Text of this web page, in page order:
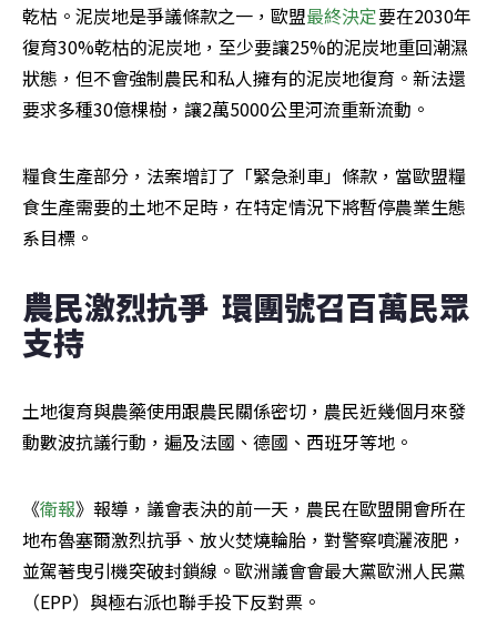
乾枯。泥炭地是爭議條款之一，歐盟最終決定要在2030年
復育30%乾枯的泥炭地，至少要讓25%的泥炭地重回潮濕
狀態，但不會強制農民和私人擁有的泥炭地復育。新法還
要求多種30億棵樹，讓2萬5000公里河流重新流動。
糧食生產部分，法案增訂了「緊急剎車」條款，當歐盟糧
食生產需要的土地不足時，在特定情況下將暫停農業生態
系目標。
農民激烈抗爭  環團號召百萬民眾
支持
土地復育與農藥使用跟農民關係密切，農民近幾個月來發
動數波抗議行動，遍及法國、德國、西班牙等地。
《衛報》報導，議會表決的前一天，農民在歐盟開會所在
地布魯塞爾激烈抗爭、放火焚燒輪胎，對警察噴灑液肥，
並駕著曳引機突破封鎖線。歐洲議會會最大黨歐洲人民黨
（EPP）與極右派也聯手投下反對票。